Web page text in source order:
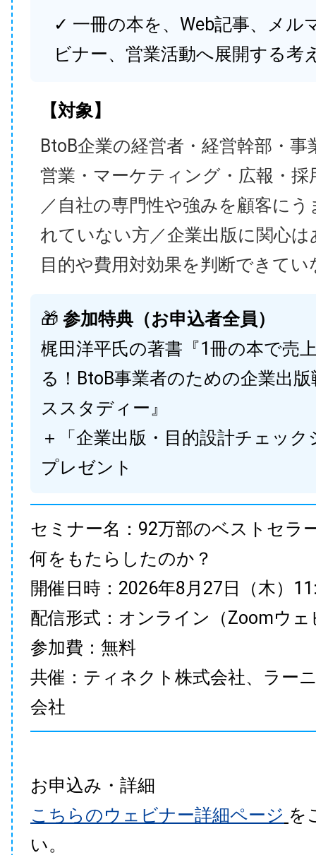
✓ 一冊の本を、Web記事、メル
ビナー、営業活動へ展開する考
【対象】
BtoB企業の経営者・経営幹部・事
営業・マーケティング・広報・採
／自社の専門性や強みを顧客に
れていない方／企業出版に関心
目的や費用対効果を判断できてい
🎁 参加特典（お申込者全員）
梶田洋平氏の著書『1冊の本で売
る！BtoB事業者のための企業出
ススタディー』
＋「企業出版・目的設計チェック
プレゼント
セミナー名：92万部のベストセラ
何をもたらしたのか？
開催日時：2026年8月27日（木）
配信形式：オンライン（Zoomウェ
参加費：無料
共催：ティネクト株式会社、ラー
会社
お申込み・詳細
こちらのウェビナー詳細ページ を
い。